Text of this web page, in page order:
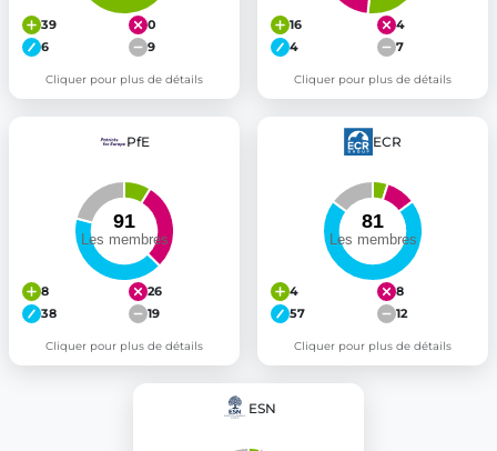
39
0
6
9
Cliquer pour plus de détails
16
4
4
7
Cliquer pour plus de détails
PfE
8
26
38
19
Cliquer pour plus de détails
ECR
4
8
57
12
Cliquer pour plus de détails
ESN